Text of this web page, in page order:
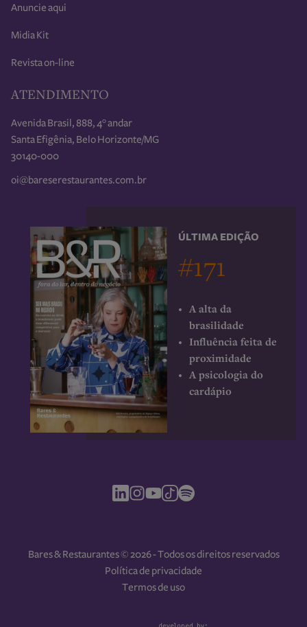
Anuncie aqui
Midia Kit
Revista on-line
ATENDIMENTO
Avenida Brasil, 888, 4° andar
Santa Efigênia, Belo Horizonte/MG
30140-000
oi@bareserestaurantes.com.br
ÚLTIMA EDIÇÃO
#171
A alta da
brasilidade
Influência feita de
proximidade
A psicologia do
cardápio
Bares & Restaurantes © 2026 - Todos os direitos reservados
Política de privacidade
Termos de uso